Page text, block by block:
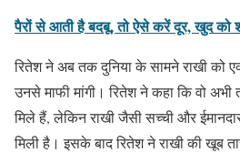
पैरों से आती है बदबू, तो ऐसे करें दूर, खुद को
रितेश ने अब तक दुनिया के सामने राखी को
उनसे माफी मांगी। रितेश ने कहा कि वो
मिले हैं, लेकिन राखी जैसी सच्ची और
मिली है। इसके बाद रितेश ने राखी की खूब